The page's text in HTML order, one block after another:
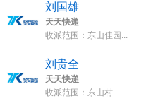
刘国雄
天天快递
收派范围：东山佳园...
刘贵全
天天快递
收派范围：东山村...